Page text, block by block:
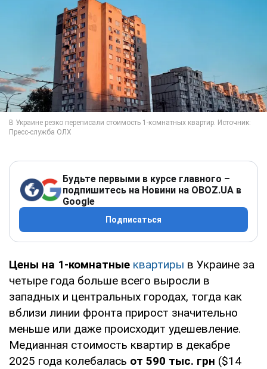
Будьте первыми в курсе главного –
подпишитесь на Новини на OBOZ.UA в
Google
Подписаться
Цены на 1-комнатные квартиры в Украине за
четыре года больше всего выросли в
западных и центральных городах, тогда как
вблизи линии фронта прирост значительно
меньше или даже происходит удешевление.
Медианная стоимость квартир в декабре
2025 года колебалась от 590 тыс. грн ($14